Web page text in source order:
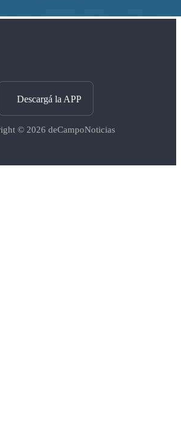
Descargá la APP
© 2026 deCampoNoticias